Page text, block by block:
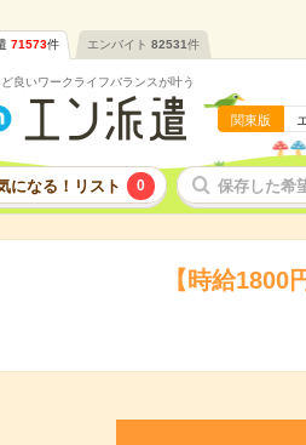
71573件 エンバイト 82531件
良いワークライフバランスが叶う
関東版
になる！リスト 0 保存した希
【時給